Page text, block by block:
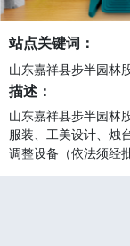
站点关键词：
山东嘉祥县步半园林
描述：
山东嘉祥县步半园林
服装、工美设计、烛
调整设备（依法须经